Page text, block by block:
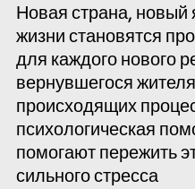
Новая страна,
жизни становятся
для каждого нового
вернувшегося
происходящих
психологическая
помогают пережить
сильного стресса